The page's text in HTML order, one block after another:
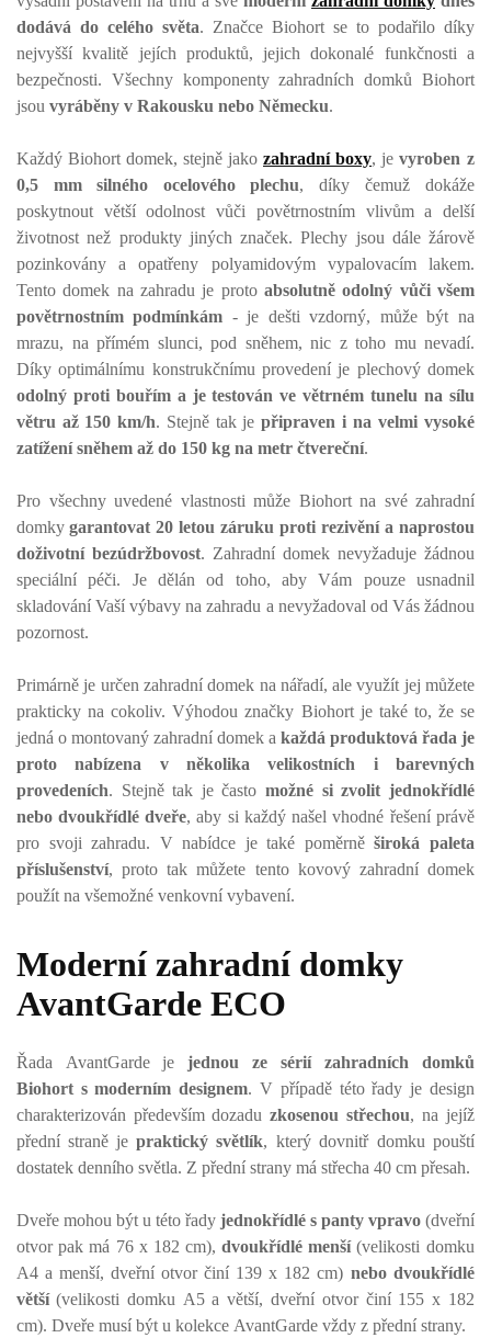
dodává do celého světa. Značce Biohort se to podařilo díky
nejvyšší kvalitě jejích produktů, jejich dokonalé funkčnosti a
bezpečnosti. Všechny komponenty zahradních domků Biohort
jsou vyráběny v Rakousku nebo Německu.
Každý Biohort domek, stejně jako zahradní boxy, je vyroben z
0,5 mm silného ocelového plechu, díky čemuž dokáže
poskytnout větší odolnost vůči povětrnostním vlivům a delší
životnost než produkty jiných značek. Plechy jsou dále žárově
pozinkovány a opatřeny polyamidovým vypalovacím lakem.
Tento domek na zahradu je proto absolutně odolný vůči všem
povětrnostním podmínkám - je dešti vzdorný, může být na
mrazu, na přímém slunci, pod sněhem, nic z toho mu nevadí.
Díky optimálnímu konstrukčnímu provedení je plechový domek
odolný proti bouřím a je testován ve větrném tunelu na sílu
větru až 150 km/h. Stejně tak je připraven i na velmi vysoké
zatížení sněhem až do 150 kg na metr čtvereční.
Pro všechny uvedené vlastnosti může Biohort na své zahradní
domky garantovat 20 letou záruku proti rezivění a naprostou
doživotní bezúdržbovost. Zahradní domek nevyžaduje žádnou
speciální péči. Je dělán od toho, aby Vám pouze usnadnil
skladování Vaší výbavy na zahradu a nevyžadoval od Vás žádnou
pozornost.
Primárně je určen zahradní domek na nářadí, ale využít jej můžete
prakticky na cokoliv. Výhodou značky Biohort je také to, že se
jedná o montovaný zahradní domek a každá produktová řada je
proto nabízena v několika velikostních i barevných
provedeních. Stejně tak je často možné si zvolit jednokřídlé
nebo dvoukřídlé dveře, aby si každý našel vhodné řešení právě
pro svoji zahradu. V nabídce je také poměrně široká paleta
příslušenství, proto tak můžete tento kovový zahradní domek
použít na všemožné venkovní vybavení.
Moderní zahradní domky
AvantGarde ECO
Řada AvantGarde je jednou ze sérií zahradních domků
Biohort s moderním designem. V případě této řady je design
charakterizován především dozadu zkosenou střechou, na jejíž
přední straně je praktický světlík, který dovnitř domku pouští
dostatek denního světla. Z přední strany má střecha 40 cm přesah.
Dveře mohou být u této řady jednokřídlé s panty vpravo (dveřní
otvor pak má 76 x 182 cm), dvoukřídlé menší (velikosti domku
A4 a menší, dveřní otvor činí 139 x 182 cm) nebo dvoukřídlé
větší (velikosti domku A5 a větší, dveřní otvor činí 155 x 182
cm). Dveře musí být u kolekce AvantGarde vždy z přední strany.